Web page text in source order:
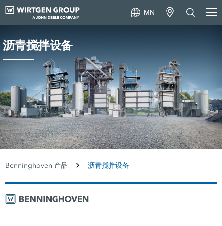
MN
沥青搅拌设备
Benninghoven 产品 沥青搅拌设备